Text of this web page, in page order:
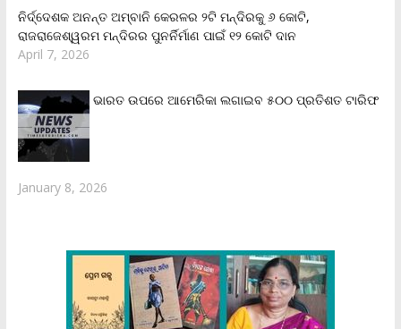
ନିର୍ଦ୍ଦେଶକ ଅନନ୍ତ ଅମ୍ବାନି କେରଳର ୨ଟି ମନ୍ଦିରକୁ ୬ କୋଟି,
ରାଜରାଜେଶ୍ୱରମ ମନ୍ଦିରର ପୁନର୍ନିର୍ମାଣ ପାଇଁ ୧୨ କୋଟି ଦାନ
April 7, 2026
ଭାରତ ଉପରେ ଆମେରିକା ଲଗାଇବ ୫୦୦ ପ୍ରତିଶତ ଟାରିଫ
January 8, 2026